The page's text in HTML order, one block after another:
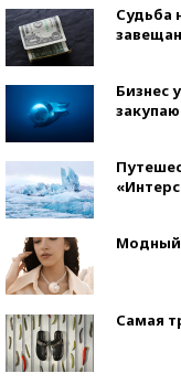
Судьба
Бизнес
Модный
Самая